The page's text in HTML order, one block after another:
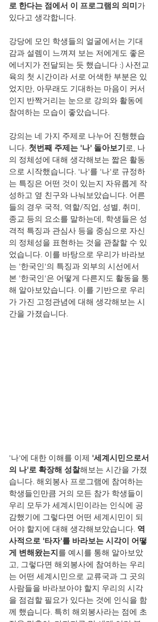
로 한다는 점에서 이 프로그램의 의미 가
있다고 생각합니다.
강당에 모인 학생들의 얼굴에서는 기대
감과 설렘이 느껴져 보는 저에게도 좋은
에너지가 전달되는 듯 했습니다 :) 사전교
육의 첫 시간이라 서로 어색한 부분은 있
었지만, 아무래도 기대하는 마음이 커서
인지 반짝거리는 눈으로 강의와 활동에
참여하는 모습이 좋았습니다.
강의는 네 가지 주제로 나누어 진행했습
니다. 첫번째 주제는 '나' 돌아보기 로, 나
의 정체성에 대해 생각해보는 짧은 활동
으로 시작했습니다. '나'를 '나'로 규정하
는 특징은 어떤 것이 있는지 자유롭게 작
성하고 옆 친구와 나눠보았습니다. 어른
들의 경우 국적, 역할/직업, 성별, 취미,
종교 등의 요소를 말하는데, 학생들은 성
격적 특징과 관심사 등을 중심으로 자신
의 정체성을 표현하는 것을 관찰할 수 있
었습니다. 이를 바탕으로 우리가 바라보
는 '한국인'의 특징과 외부의 시선에서
본 '한국인'은 어떻게 다른지도 활동을 통
해 알아보았습니다. 이를 기반으로 우리
가 가진 고정관념에 대해 생각해보는 시
간을 가졌습니다.
'나'에 대한 이해를 이제 '세계시민으로서
의 나'로 확장해 성찰해보는 시간을 가졌
습니다. 해외봉사 프로그램에 참여하는
학생들인만큼 거의 모든 참가 학생들이
우리 모두가 세계시민이라는 인식에 공
감했기에 그렇다면 어떤 세계시민이 되
어야 할지에 대해 생각해보았습니다. 역
사적으로 '타자'를 바라보는 시각이 어떻
게 변해왔는지를 예시를 통해 알아보았
고, 그렇다면 해외봉사에 참여하는 우리
는 어떤 세계시민으로 교류국과 그 곳의
사람들을 바라보아야 할지 우리의 시각
을 점검할 필요가 있다는 것에 인식을 함
께 했습니다. 특히 해외봉사라는 점에 초